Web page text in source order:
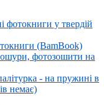
фотокниги у твердій
(BamBook)
фотозошити на
- на пружині в
немає)